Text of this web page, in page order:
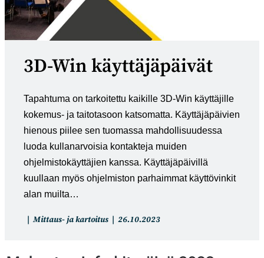
3D-Win käyttäjäpäivät
Tapahtuma on tarkoitettu kaikille 3D-Win käyttäjille
kokemus- ja taitotasoon katsomatta. Käyttäjäpäivien
hienous piilee sen tuomassa mahdollisuudessa
luoda kullanarvoisia kontakteja muiden
ohjelmistokäyttäjien kanssa. Käyttäjäpäivillä
kuullaan myös ohjelmiston parhaimmat käyttövinkit
alan muilta…
Artikkelin
Mittaus- ja kartoitus
Artikkeli
26.10.2023